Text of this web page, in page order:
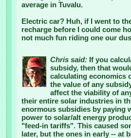
average in Tuvalu.
Electric car? Huh, if I went to
recharge before I could come
not much fun riding one our
Chris said: If you
subsidy, then that
calculating economics
the value of any
affect the viability of
their entire solar industries in
enormous subsidies by paying
power to solar/alt energy
"feed-in tariffs". This caused
later, but the ones in early -- at